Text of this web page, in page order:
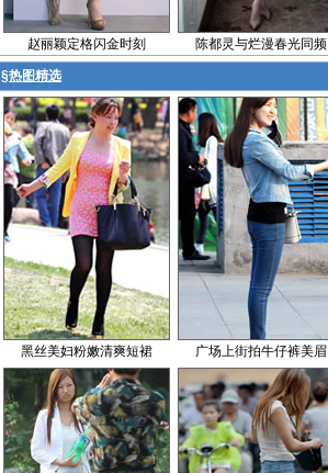
赵丽颖定格闪金时刻 陈都灵与烂漫春光同频
§热图精选
黑丝美妇粉嫩清爽短裙 广场上街拍牛仔裤美眉